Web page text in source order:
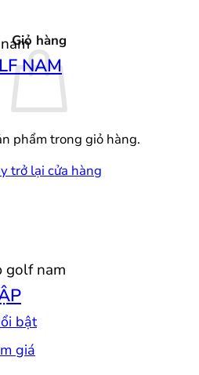
Giỏ hàng
phẩm trong giỏ hàng.
trở lại cửa hàng
NAM